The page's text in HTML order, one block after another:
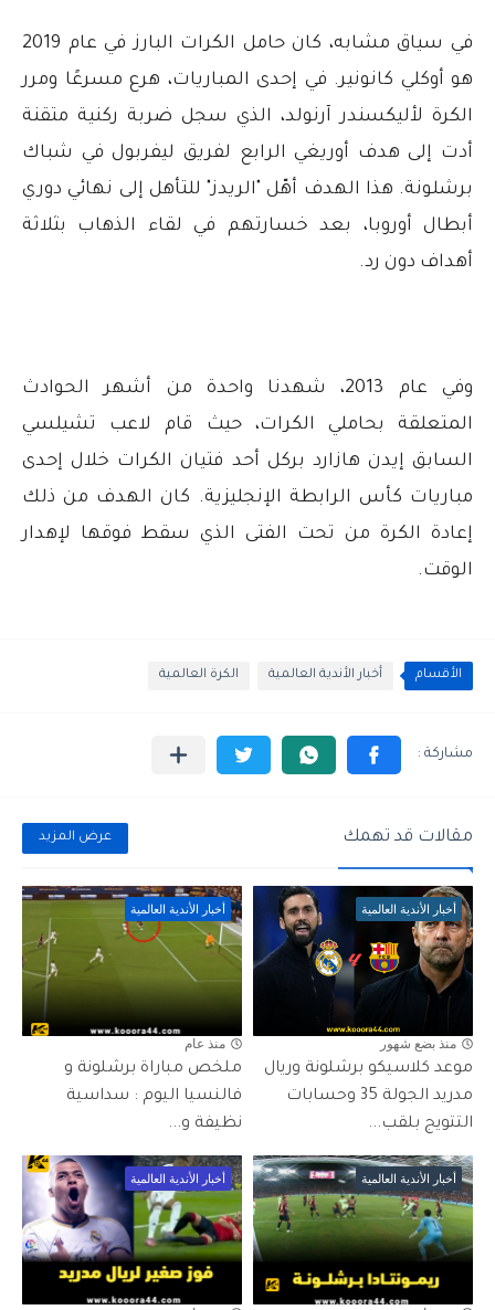
في سياق مشابه، كان حامل الكرات البارز في عام 2019
هو أوكلي كانونير. في إحدى المباريات، هرع مسرعًا ومرر
الكرة لأليكسندر آرنولد، الذي سجل ضربة ركنية متقنة
أدت إلى هدف أوريغي الرابع لفريق ليفربول في شباك
برشلونة. هذا الهدف أهّل "الريدز" للتأهل إلى نهائي دوري
أبطال أوروبا، بعد خسارتهم في لقاء الذهاب بثلاثة
أهداف دون رد.
وفي عام 2013، شهدنا واحدة من أشهر الحوادث
المتعلقة بحاملي الكرات، حيث قام لاعب تشيلسي
السابق إيدن هازارد بركل أحد فتيان الكرات خلال إحدى
مباريات كأس الرابطة الإنجليزية. كان الهدف من ذلك
إعادة الكرة من تحت الفتى الذي سقط فوقها لإهدار
الوقت.
الأقسام أخبار الأندية العالمية الكرة العالمية
مقالات قد تهمك عرض المزيد
أخبار الأندية العالمية
منذ بضع شهور
موعد كلاسيكو برشلونة وريال
مدريد الجولة 35 وحسابات
التتويج بلقب...
أخبار الأندية العالمية
منذ عام
ملخص مباراة برشلونة و
فالنسيا اليوم : سداسية
نظيفة و...
أخبار الأندية العالمية أخبار الأندية العالمية